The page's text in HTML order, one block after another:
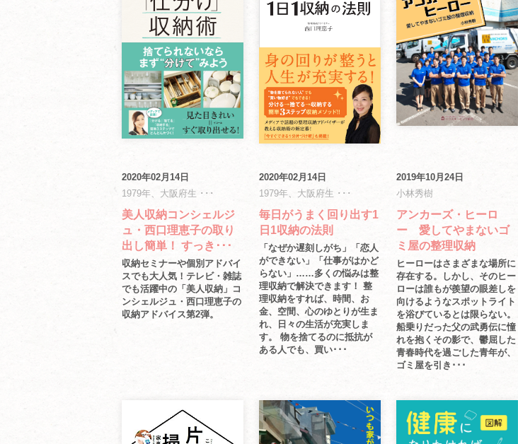
2020年02月14日
1979年、大阪府生 ･･･
美人収納コンシェルジ
ュ・西口理恵子の取り
出し簡単！ すっき･･･
収納セミナーや個別アドバイ
スでも大人気！テレビ・雑誌
でも活躍中の「美人収納」コ
ンシェルジュ・西口理恵子の
収納アドバイス第2弾。
2020年02月14日
1979年、大阪府生 ･･･
毎日がうまく回り出す1
日1収納の法則
「なぜか遅刻しがち」「恋人
ができない」「仕事がはかど
らない」……多くの悩みは整
理収納で解決できます！ 整
理収納をすれば、時間、お
金、空間、心のゆとりが生ま
れ、日々の生活が充実しま
す。 物を捨てるのに抵抗が
ある人でも、買い･･･
2019年10月24日
小林秀樹
アンカーズ・ヒーロ
ー 愛してやまないゴ
ミ屋の整理収納
ヒーローはさまざまな場所に
存在する。しかし、そのヒー
ローは誰もが羨望の眼差しを
向けるようなスポットライト
を浴びているとは限らない。
船乗りだった父の武勇伝に憧
れを抱くその影で、鬱屈した
青春時代を過ごした青年が、
ゴミ屋を引き･･･